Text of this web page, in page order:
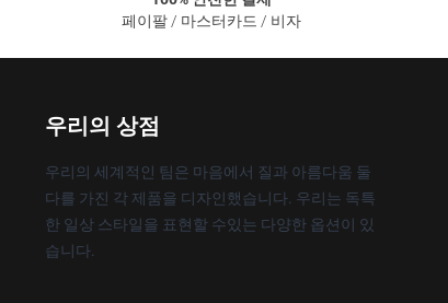
페이팔 / 마스터카드 / 비자
우리의 상점
우리의 세계적인 팀은 마음에서 질과 아름다움 둘
다를 가진 각 제품을 디자인했습니다. 우리는 독특
한 일상 스타일을 표현할 수있는 다양한 옵션이 있
습니다.